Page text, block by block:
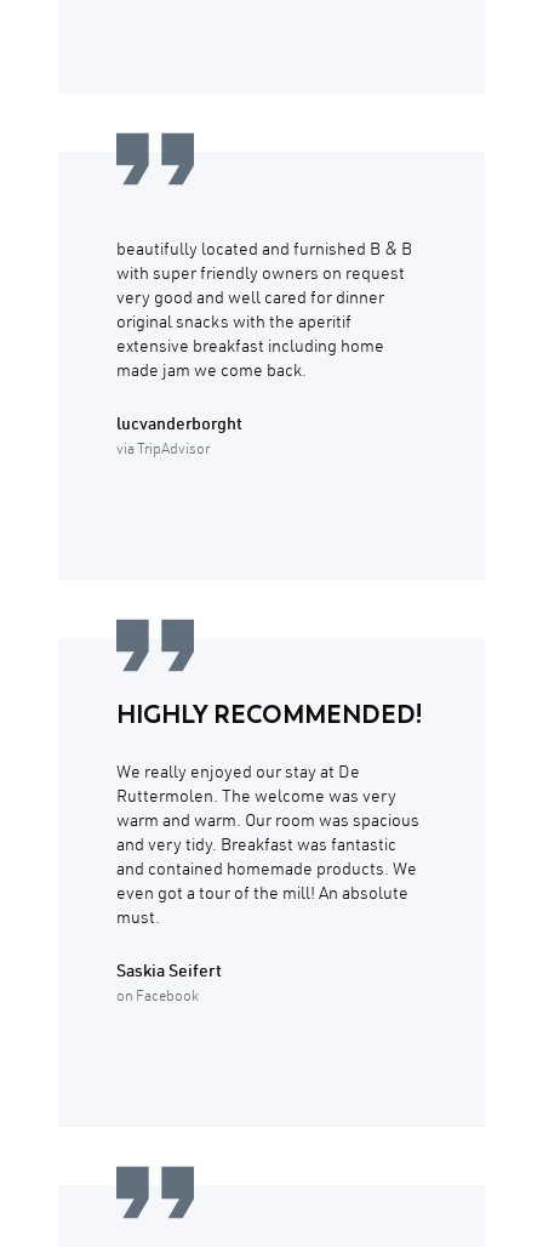
beautifully located and furnished B & B
with super friendly owners on request
very good and well cared for dinner
original snacks with the aperitif
extensive breakfast including home
made jam we come back.
lucvanderborght
via TripAdvisor
HIGHLY RECOMMENDED!
We really enjoyed our stay at De
Ruttermolen. The welcome was very
warm and warm. Our room was spacious
and very tidy. Breakfast was fantastic
and contained homemade products. We
even got a tour of the mill! An absolute
must.
Saskia Seifert
on Facebook